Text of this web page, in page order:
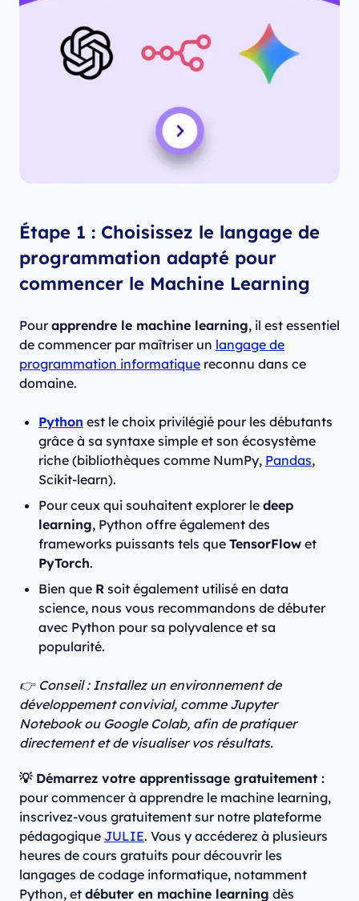
Étape 1 : Choisissez le langage de
programmation adapté pour
commencer le Machine Learning
Pourapprendre le machine learning, il est essentiel
de commencer par maîtriser un langage de
programmation informatique reconnu dans ce
domaine.
Python est le choix privilégié pour les débutants
grâce à sa syntaxe simple et son écosystème
riche (bibliothèques comme NumPy, Pandas,
Scikit-learn).
Pour ceux qui souhaitent explorer le deep
learning, Python offre également des
frameworks puissants tels que TensorFlow et
PyTorch.
Bien que R soit également utilisé en data
science, nous vous recommandons de débuter
avec Python pour sa polyvalence et sa
popularité.
👉 Conseil : Installez un environnement de
développement convivial, comme Jupyter
Notebook ou Google Colab, afin de pratiquer
directement et de visualiser vos résultats.
💡 Démarrez votre apprentissage gratuitement :
pour commencer à apprendre le machine learning,
inscrivez-vous gratuitement sur notre plateforme
pédagogique JULIE. Vous y accéderez à plusieurs
heures de cours gratuits pour découvrir les
langages de codage informatique, notamment
Python, et débuter en machine learning dès